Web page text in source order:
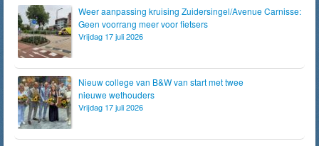
Weer aanpassing kruising Zuidersingel/Avenue Carnisse:
Geen voorrang meer voor fietsers
Vrijdag 17 juli 2026
Nieuw college van B&W van start met twee
nieuwe wethouders
Vrijdag 17 juli 2026